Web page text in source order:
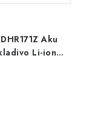
Aku
Li-ion